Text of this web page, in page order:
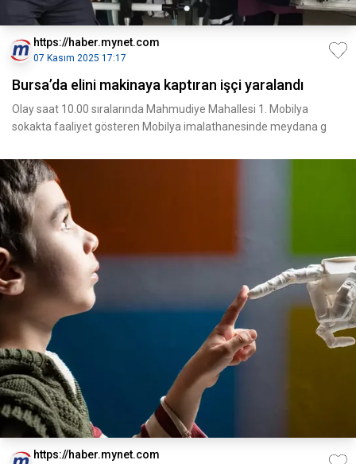
https://haber.mynet.com
07 Kasım 2025 17:17
Bursa’da elini makinaya kaptıran işçi yaralandı
Olay saat 10.00 sıralarında Mahmudiye Mahallesi 1. Mobilya
sokakta faaliyet gösteren Mobilya imalathanesinde meydana g
https://haber.mynet.com